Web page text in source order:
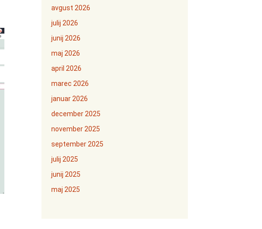
avgust 2026
julij 2026
junij 2026
maj 2026
april 2026
marec 2026
januar 2026
december 2025
november 2025
september 2025
julij 2025
junij 2025
maj 2025